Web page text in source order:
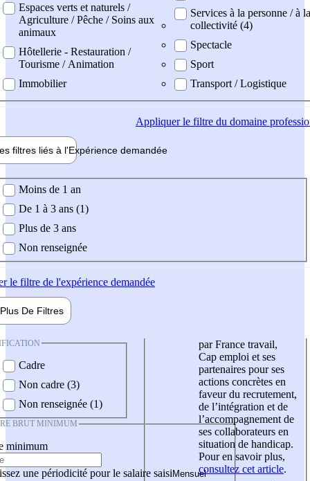
Espaces verts et naturels /
Agriculture / Pêche / Soins aux
animaux
Hôtellerie - Restauration /
Tourisme / Animation
Immobilier
Services à la personne / à la
collectivité (4)
Spectacle
Sport
Transport / Logistique
Appliquerle filtre du domaine
filtres liés à l'Expérience demandée
demandée
Moins de 1 an
De 1 à 3 ans (1)
Plus de 3 ans
Non renseignée
le filtre de l'expérience demandée
Plus De Filtres
Cadre
Non cadre (3)
Non renseignée (1)
BRUT MINIMUM
minimum
une périodicité pour le salaire saisi
par France travail,
Cap emploi et ses
partenaires pour ses
actions concrètes en
faveur du recrutement,
de l’intégration et de
l’accompagnement de
ses collaborateurs en
situation de handicap.
Pour en savoir plus,
consultez cet article.